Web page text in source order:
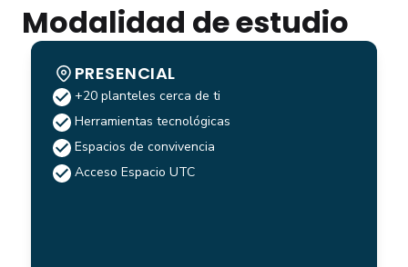
Modalidad de estudio
PRESENCIAL
+20 planteles cerca de ti
Herramientas tecnológicas
Espacios de convivencia
Acceso Espacio UTC